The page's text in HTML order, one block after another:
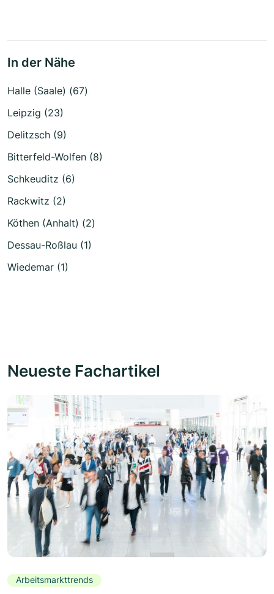
In der Nähe
Halle (Saale) (67)
Leipzig (23)
Delitzsch (9)
Bitterfeld-Wolfen (8)
Schkeuditz (6)
Rackwitz (2)
Köthen (Anhalt) (2)
Dessau-Roßlau (1)
Wiedemar (1)
Neueste Fachartikel
Arbeitsmarkttrends